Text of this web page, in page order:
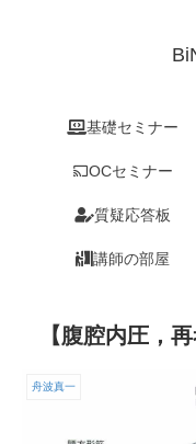
基礎セミナー
OCセミナー
質疑応答板
講師の部屋
【腹腔内圧，再
舟波真一